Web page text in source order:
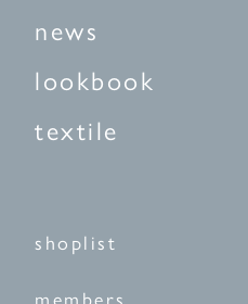
news
lookbook
textile
shoplist
members